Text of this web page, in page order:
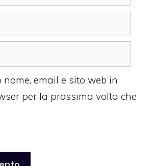
email e sito web in
per la prossima volta che